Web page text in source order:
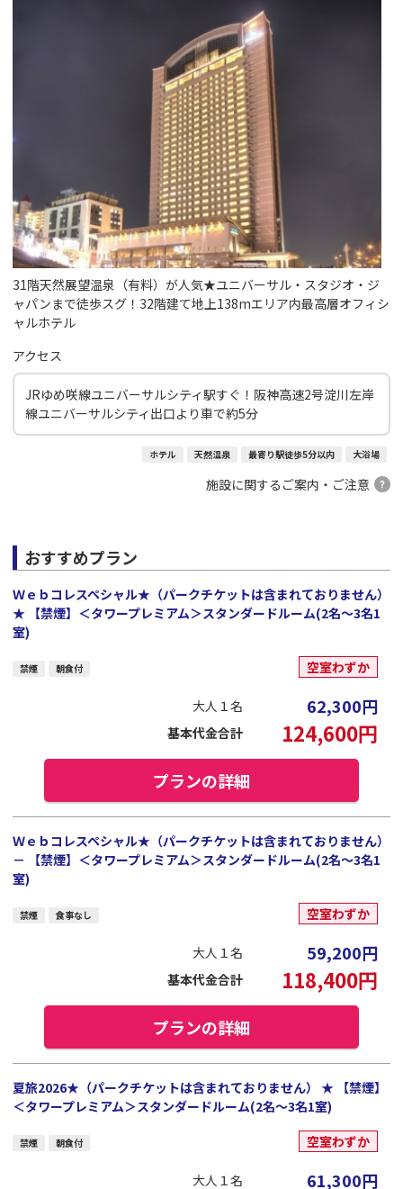
31階天然展望温泉（有料）が人気★ユニバーサル・スタジオ・ジ
ャパンまで徒歩スグ！32階建て地上138mエリア内最高層オフィシ
ャルホテル
アクセス
JRゆめ咲線ユニバーサルシティ駅すぐ！阪神高速2号淀川左岸
線ユニバーサルシティ出口より車で約5分
ホテル 天然温泉 最寄り駅徒歩5分以内 大浴場
施設に関するご案内・ご注意
おすすめプラン
Ｗｅｂコレスペシャル★（パークチケットは含まれておりません）
★ 【禁煙】＜タワープレミアム＞スタンダードルーム(2名～3名1
室)
禁煙 朝食付 空室わずか
大人１名 62,300円
基本代金合計 124,600円
プランの詳細
Ｗｅｂコレスペシャル★（パークチケットは含まれておりません）
－ 【禁煙】＜タワープレミアム＞スタンダードルーム(2名～3名1
室)
禁煙 食事なし 空室わずか
大人１名 59,200円
基本代金合計 118,400円
プランの詳細
夏旅2026★（パークチケットは含まれておりません） ★ 【禁煙】
＜タワープレミアム＞スタンダードルーム(2名～3名1室)
禁煙 朝食付 空室わずか
大人１名 61,300円